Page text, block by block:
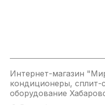
Интернет-магазин
кондиционеры, сплит-
оборудование